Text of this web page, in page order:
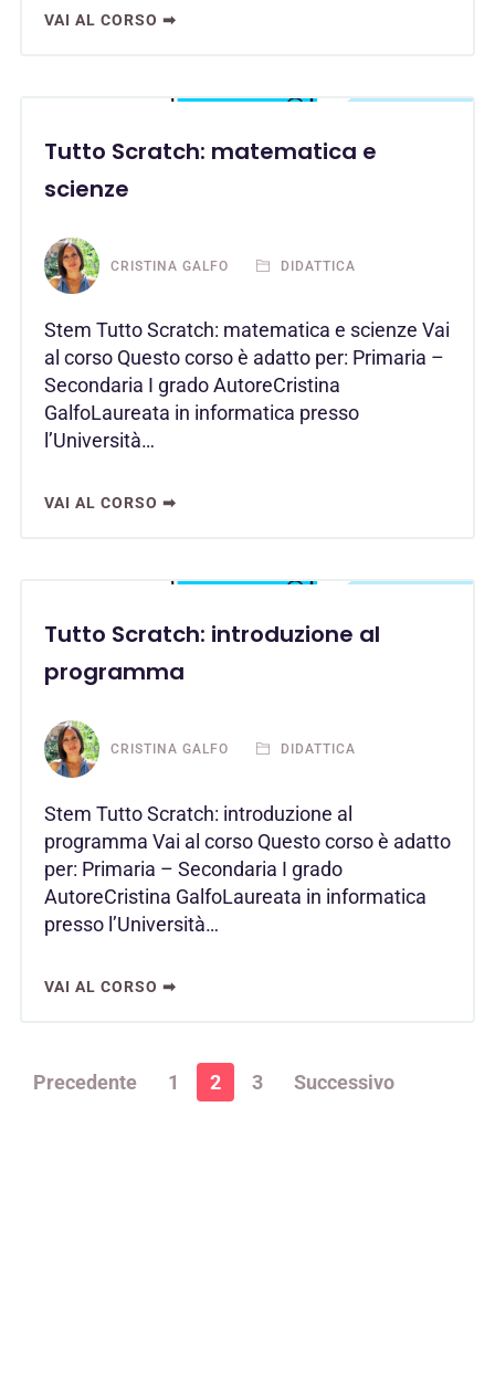
VAI AL CORSO ➡
Tutto Scratch: matematica e
scienze
CRISTINA GALFO DIDATTICA
Stem Tutto Scratch: matematica e scienze Vai
al corso Questo corso è adatto per: Primaria –
Secondaria I grado AutoreCristina
GalfoLaureata in informatica presso
l’Università…
VAI AL CORSO ➡
Tutto Scratch: introduzione al
programma
CRISTINA GALFO DIDATTICA
Stem Tutto Scratch: introduzione al
programma Vai al corso Questo corso è adatto
per: Primaria – Secondaria I grado
AutoreCristina GalfoLaureata in informatica
presso l’Università…
VAI AL CORSO ➡
Precedente 1 2 3 Successivo